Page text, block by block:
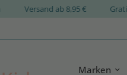
Versand ab 8,95 €
Marken